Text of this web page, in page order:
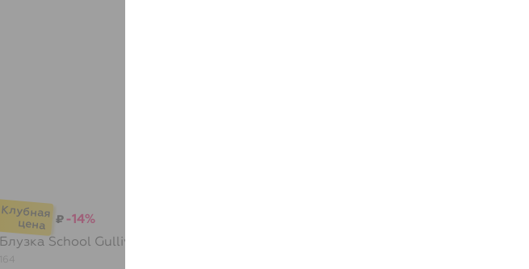
₽ -14%
Блузка School Gulliver
164